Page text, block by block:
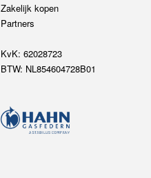
Zakelijk kopen
Partners
KvK: 62028723
BTW: NL854604728B01